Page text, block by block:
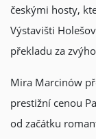
českými hosty,
Výstavišti
překladu za
Mira Marcinów
prestižní cenou
od začátku